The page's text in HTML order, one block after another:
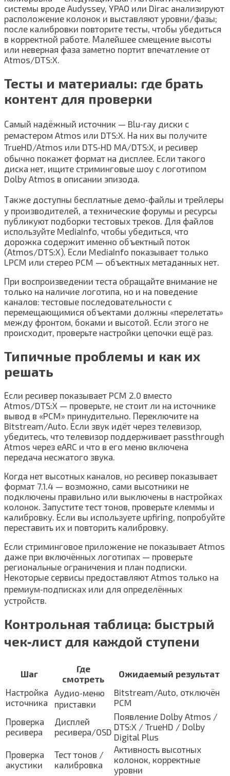
системы вроде Audyssey, YPAO или Dirac анализируют
расположение колонок и выставляют уровни/фазы;
после калибровки повторите тесты, чтобы убедиться
в корректной работе. Малейшее смещение высоты
или неверная фаза заметно портит впечатление от
Atmos/DTS:X.
Тесты и материалы: где брать
контент для проверки
Самый надёжный источник — Blu‑ray диски с
ремастером Atmos или DTS:X. На них вы получите
TrueHD/Atmos или DTS‑HD MA/DTS:X, и ресивер
обычно покажет формат на дисплее. Если такого
диска нет, ищите стриминговые шоу с логотипом
Dolby Atmos в описании эпизода.
Также доступны бесплатные демо‑файлы и трейлеры
у производителей, а технические форумы и ресурсы
публикуют подборки тестовых треков. Для файлов
используйте MediaInfo, чтобы убедиться, что
дорожка содержит именно объектный поток
(Atmos/DTS:X). Если MediaInfo показывает только
LPCM или стерео PCM — объектных метаданных нет.
При воспроизведении теста обращайте внимание не
только на наличие логотипа, но и на поведение
каналов: тестовые последовательности с
перемещающимися объектами должны «перелетать»
между фронтом, боками и высотой. Если этого не
происходит, проверьте настройки цепочки ещё раз.
Типичные проблемы и как их
решать
Если ресивер показывает PCM 2.0 вместо
Atmos/DTS:X — проверьте, не стоит ли на источнике
вывод в «PCM» принудительно. Переключите на
Bitstream/Auto. Если звук идёт через телевизор,
убедитесь, что телевизор поддерживает passthrough
Atmos через eARC и что в его меню включена
передача несжатого звука.
Когда нет высотных каналов, но ресивер показывает
формат 7.1.4 — возможно, сами высотники не
подключены правильно или выключены в настройках
колонок. Запустите тест тонов, проверьте клеммы и
калибровку. Если вы используете upfiring, попробуйте
переставить их и повторить калибровку.
Если стриминговое приложение не показывает Atmos
даже при включённых логотипах — проверьте
региональные ограничения и план подписки.
Некоторые сервисы предоставляют Atmos только на
премиум‑подписках или для определённых
устройств.
Контрольная таблица: быстрый
чек‑лист для каждой ступени
Шаг
Где
смотреть
Ожидаемый результат
Настройка
источника
Аудио‑меню
приставки
Bitstream/Auto, отключён
PCM
Проверка
ресивера
Дисплей
ресивера/OSD
Появление Dolby Atmos /
DTS:X / TrueHD / Dolby
Digital Plus
Проверка
акустики
Тест тонов /
калибровка
Активность высотных
колонок, корректные
уровни